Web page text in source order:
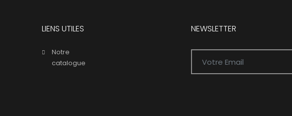
LIENS UTILES
Notre
catalogue
NEWSLETTER